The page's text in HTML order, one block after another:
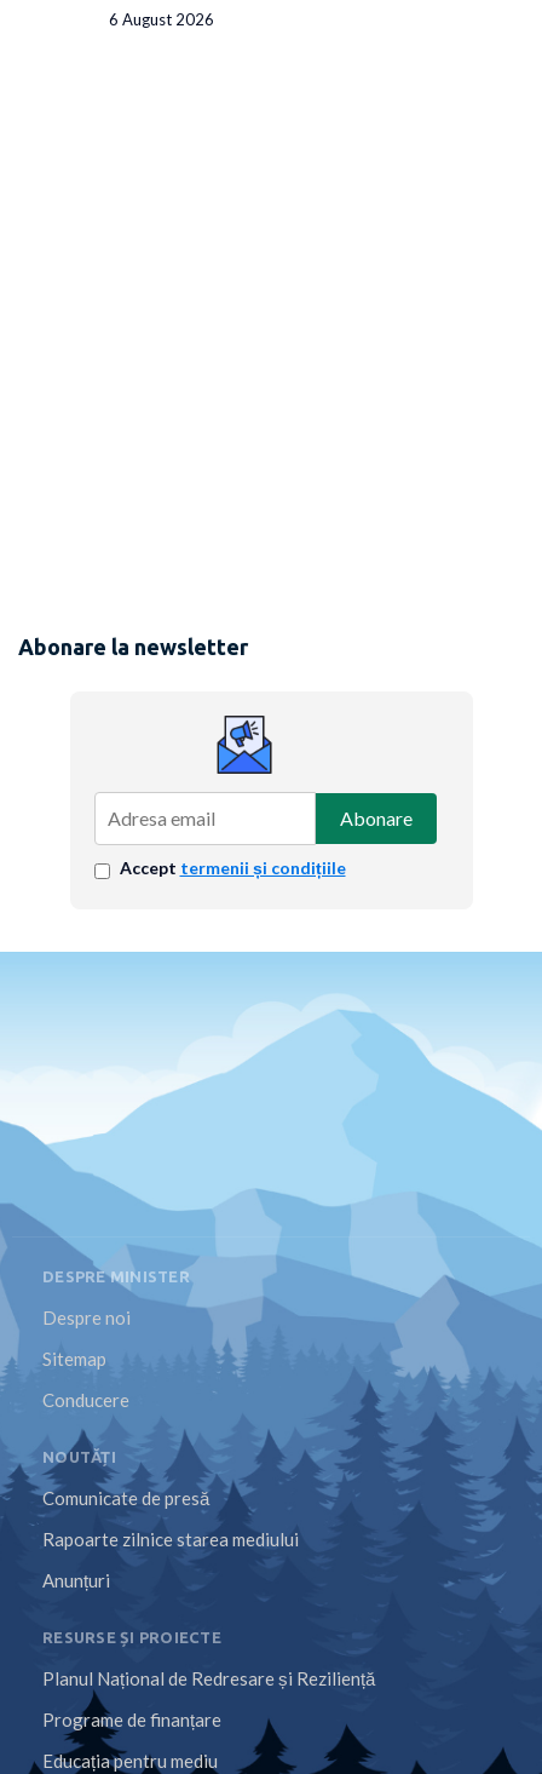
6 August 2026
Abonare la newsletter
Abonare
Accept termenii și condițiile
DESPRE MINISTER
Despre noi
Sitemap
Conducere
NOUTĂȚI
Comunicate de presă
Rapoarte zilnice starea mediului
Anunțuri
RESURSE ȘI PROIECTE
Planul Național de Redresare și Reziliență
Programe de finanțare
Educația pentru mediu